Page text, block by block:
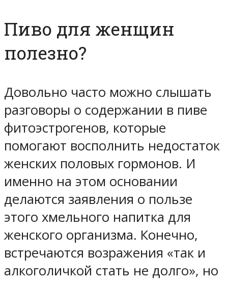
Пиво для женщин
полезно?
Довольно часто можно слышать
разговоры о содержании в пиве
фитоэстрогенов, которые
помогают восполнить недостаток
женских половых гормонов. И
именно на этом основании
делаются заявления о пользе
этого хмельного напитка для
женского организма. Конечно,
встречаются возражения «так и
алкоголичкой стать не долго», но